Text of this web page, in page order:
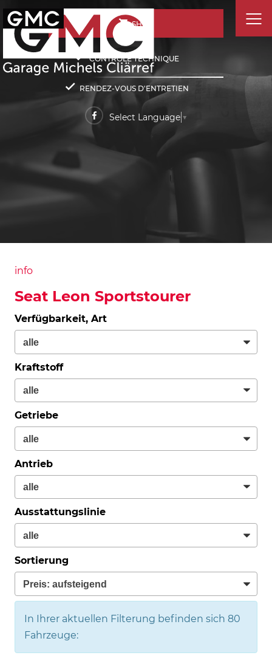
SHOP
CONTRÔLE TECHNIQUE
RENDEZ-VOUS D'ENTRETIEN
Select Language ▼
info
Seat Leon Sportstourer
Verfügbarkeit, Art
Kraftstoff
Getriebe
Antrieb
Ausstattungslinie
Sortierung
In Ihrer aktuellen Filterung befinden sich 80
Fahrzeuge: